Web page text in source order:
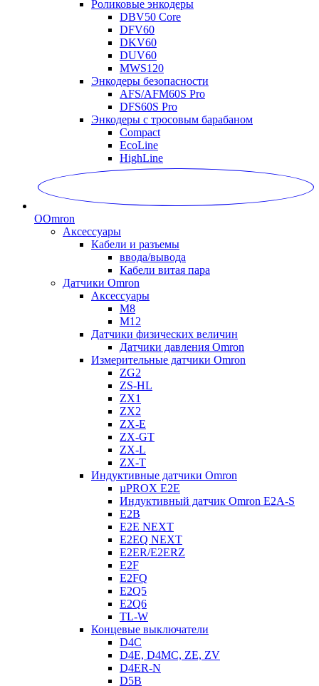
Роликовые энкодеры
DBV50 Core
DFV60
DKV60
DUV60
MWS120
Энкодеры безопасности
AFS/AFM60S Pro
DFS60S Pro
Энкодеры с тросовым барабаном
Compact
EcoLine
HighLine
OOmron
Аксессуары
Кабели и разъемы
ввода/вывода
Кабели витая пара
Датчики Omron
Аксессуары
M8
M12
Датчики физических величин
Датчики давления Omron
Измерительные датчики Omron
ZG2
ZS-HL
ZX1
ZX2
ZX-E
ZX-GT
ZX-L
ZX-T
Индуктивные датчики Omron
µPROX E2E
Индуктивный датчик Omron E2A-S
E2B
E2E NEXT
E2EQ NEXT
E2ER/E2ERZ
E2F
E2FQ
E2Q5
E2Q6
TL-W
Концевые выключатели
D4C
D4E, D4MC, ZE, ZV
D4ER-N
D5B